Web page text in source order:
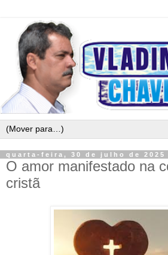
quarta-feira, 30 de julho de 2025
O amor manifestado na
cristã